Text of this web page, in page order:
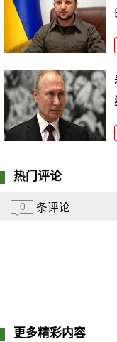
热门评论
0 条评论
更多精彩内容